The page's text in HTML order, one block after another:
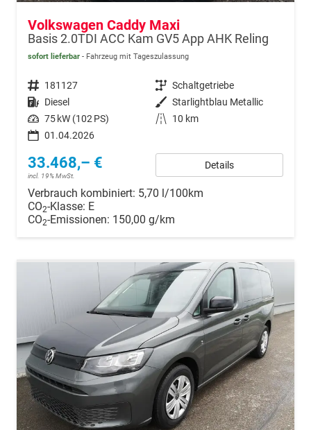
Volkswagen Caddy Maxi
Basis 2.0TDI ACC Kam GV5 App AHK Reling
sofort lieferbar Fahrzeug mit Tageszulassung
Fahrzeugnr. 181127 Getriebe Schaltgetriebe
Kraftstoff Diesel Außenfarbe Starlightblau Metallic
Leistung 75 kW (102 PS) Kilometerstand
10 km
01.04.2026
33.468,– €
incl. 19% MwSt.
Details
Verbrauch kombiniert: 5,70 l/100km
CO2-Klasse: E
CO2-Emissionen: 150,00 g/km